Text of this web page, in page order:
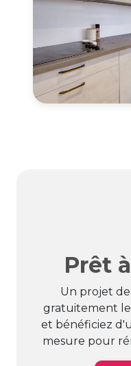
Prêt
Un projet
gratuitement
et bénéficiez
mesure pour